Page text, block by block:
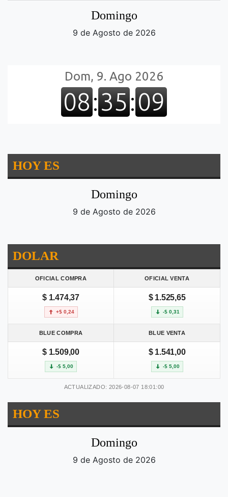
Domingo
9 de Agosto de 2026
HOY ES
Domingo
9 de Agosto de 2026
DOLAR
OFICIAL COMPRA OFICIAL VENTA
$ 1.474,37
+$ 0,24
$ 1.525,65
-$ 0,31
BLUE COMPRA BLUE VENTA
$ 1.509,00
-$ 5,00
$ 1.541,00
-$ 5,00
ACTUALIZADO: 2026-08-07 18:01:00
HOY ES
Domingo
9 de Agosto de 2026